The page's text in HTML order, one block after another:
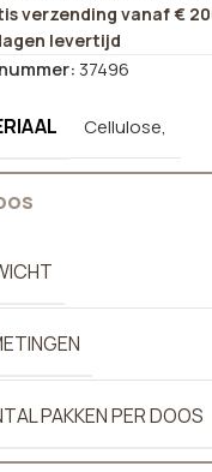
verzending vanaf €
levertijd
37496
Cellulose,
PAKKEN PER DOOS